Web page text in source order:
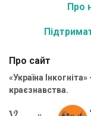
Про
Про сайт
«Україна
краєзнавства.